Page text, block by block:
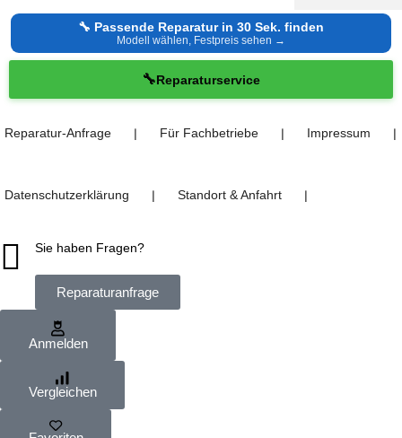
🔧 Passende Reparatur in 30 Sek. finden
Modell wählen, Festpreis sehen →
🔧Reparaturservice
Reparatur-Anfrage ❘ Für Fachbetriebe ❘ Impressum ❘
Datenschutzerklärung ❘ Standort & Anfahrt ❘
Sie haben Fragen?
Reparaturanfrage
Anmelden
Vergleichen